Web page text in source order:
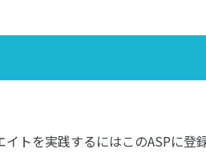
トを実践するにはこのASPに登